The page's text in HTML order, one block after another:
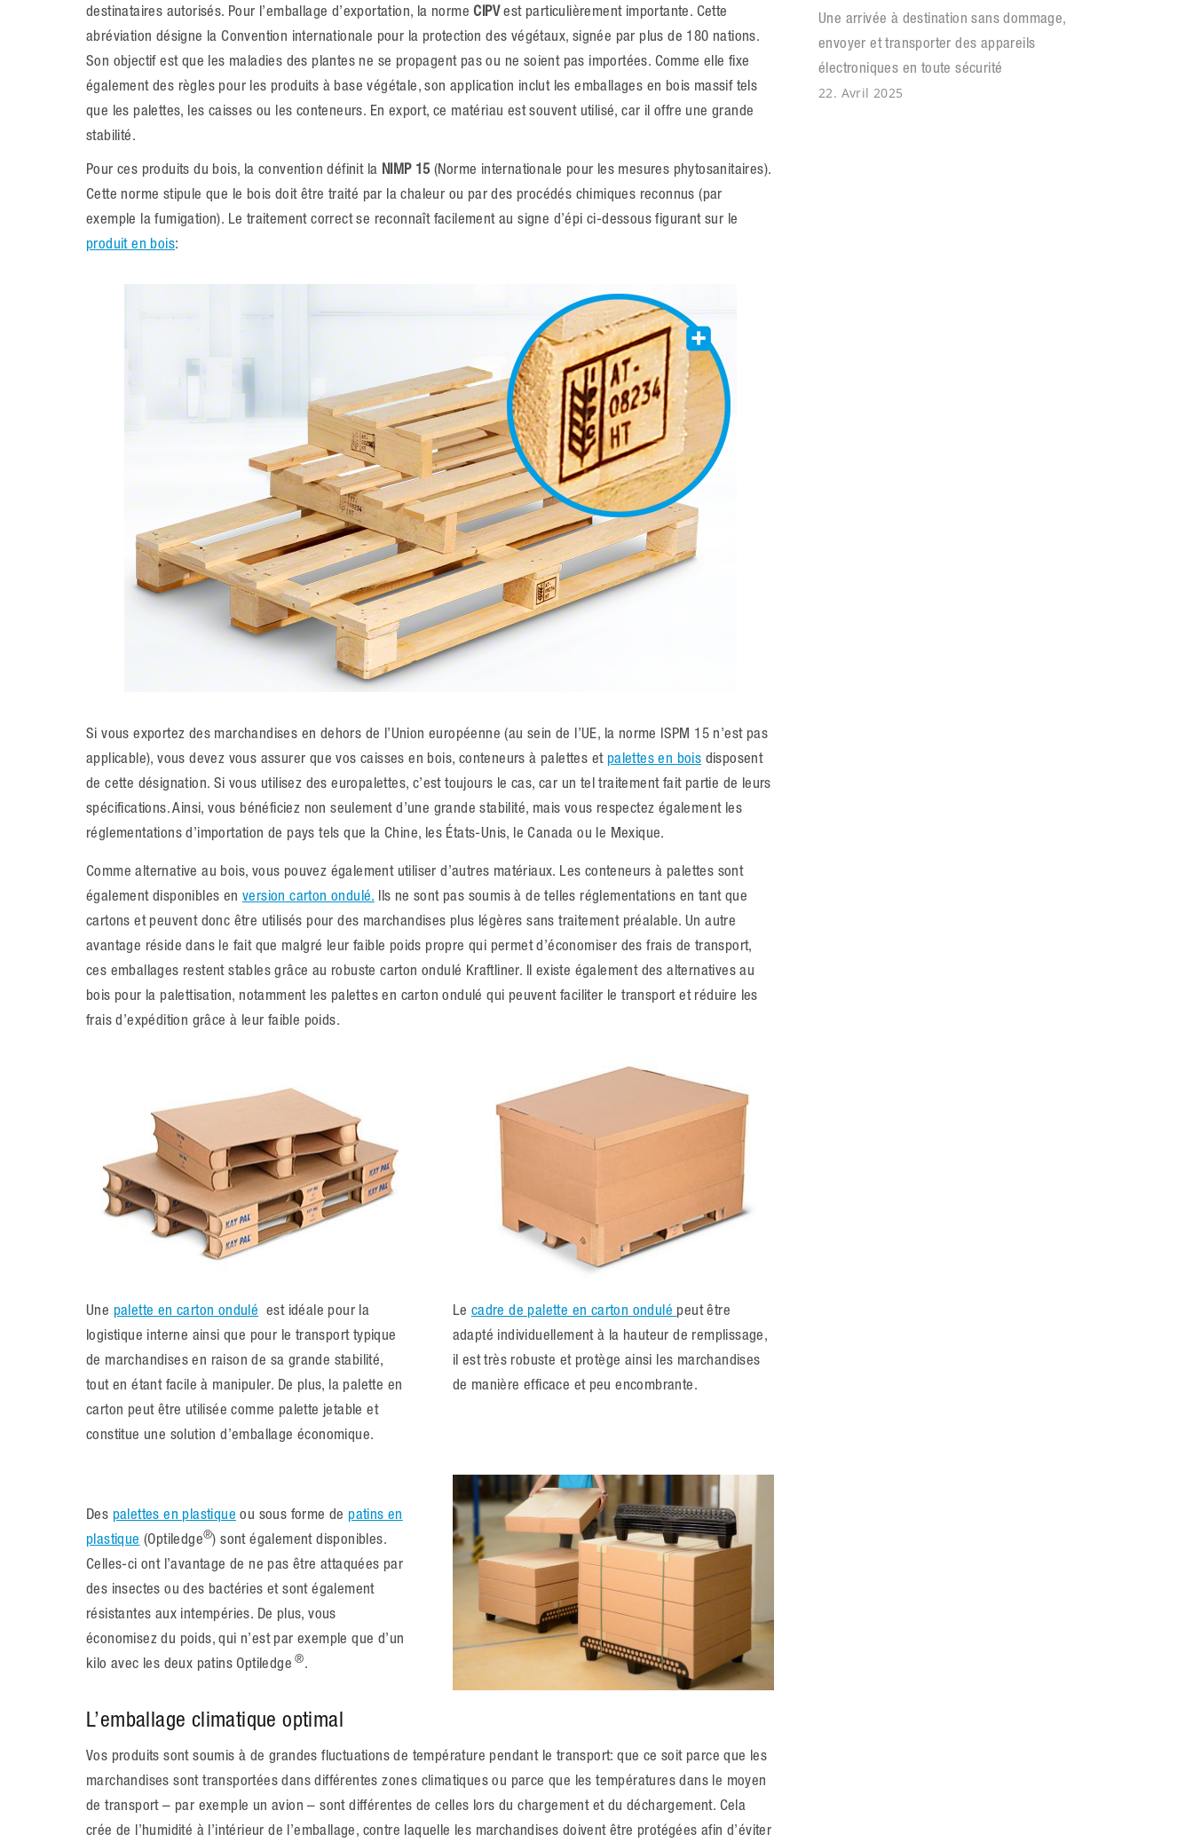
destinataires autorisés. Pour l’emballage d’exportation, la normeCIPVest particulièrement importante. Cette
abréviation désigne la Convention internationale pour la protection des végétaux, signée par plus de 180 nations.
Son objectif est que les maladies des plantes ne se propagent pas ou ne soient pas importées. Comme elle fixe
également des règles pour les produits à base végétale, son application inclut les emballages en bois massif tels
que les palettes, les caisses ou les conteneurs. En export, ce matériau est souvent utilisé, car il offre une grande
stabilité.
Pour ces produits du bois, la convention définit la NIMP 15 (Norme internationale pour les mesures phytosanitaires).
Cette norme stipule que le bois doit être traité par la chaleur ou par des procédés chimiques reconnus (par
exemple la fumigation). Le traitement correct se reconnaît facilement au signe d’épi ci-dessous figurant sur le
produit en bois:
Si vous exportez des marchandises en dehors de l’Union européenne (au sein de l’UE, la norme ISPM 15 n’est pas
applicable), vous devez vous assurer que vos caisses en bois, conteneurs à palettes et palettes en bois disposent
de cette désignation. Si vous utilisez des europalettes, c’est toujours le cas, car un tel traitement fait partie de leurs
spécifications. Ainsi, vous bénéficiez non seulement d’une grande stabilité, mais vous respectez également les
réglementations d’importation de pays tels que la Chine, les États-Unis, le Canada ou le Mexique.
Comme alternative au bois, vous pouvez également utiliser d’autres matériaux. Les conteneurs à palettes sont
également disponibles en version carton ondulé. Ils ne sont pas soumis à de telles réglementations en tant que
cartons et peuvent donc être utilisés pour des marchandises plus légères sans traitement préalable. Un autre
avantage réside dans le fait que malgré leur faible poids propre qui permet d’économiser des frais de transport,
ces emballages restent stables grâce au robuste carton ondulé Kraftliner. Il existe également des alternatives au
bois pour la palettisation, notamment les palettes en carton ondulé qui peuvent faciliter le transport et réduire les
frais d’expédition grâce à leur faible poids.
Une palette en carton ondulé est idéale pour la
logistique interne ainsi que pour le transport typique
de marchandises en raison de sa grande stabilité,
tout en étant facile à manipuler. De plus, la palette en
carton peut être utilisée comme palette jetable et
constitue une solution d’emballage économique.
Le cadre de palette en carton ondulé peut être
adapté individuellement à la hauteur de remplissage,
il est très robuste et protège ainsi les marchandises
de manière efficace et peu encombrante.
Des palettes en plastique ou sous forme de patins en
plastique (Optiledge®) sont également disponibles.
Celles-ci ont l’avantage de ne pas être attaquées par
des insectes ou des bactéries et sont également
résistantes aux intempéries. De plus, vous
économisez du poids, qui n’est par exemple que d’un
kilo avec les deux patins Optiledge ®.
L’emballage climatique optimal
Vos produits sont soumis à de grandes fluctuations de température pendant le transport: que ce soit parce que les
marchandises sont transportées dans différentes zones climatiques ou parce que les températures dans le moyen
de transport – par exemple un avion – sont différentes de celles lors du chargement et du déchargement. Cela
crée de l’humidité à l’intérieur de l’emballage, contre laquelle les marchandises doivent être protégées afin d’éviter
Une arrivée à destination sans dommage,
envoyer et transporter des appareils
électroniques en toute sécurité
22. Avril 2025